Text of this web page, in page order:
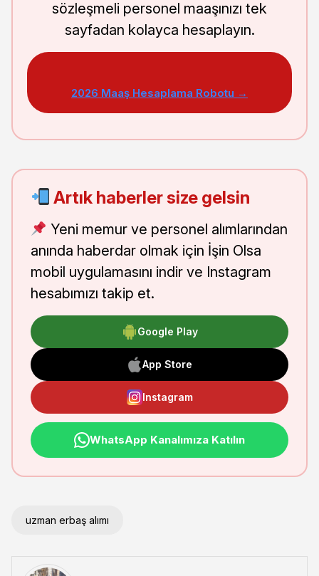
sözleşmeli personel maaşınızı tek
sayfadan kolayca hesaplayın.
2026 Maaş Hesaplama Robotu →
Artık haberler size gelsin
Yeni memur ve personel alımlarından
anında haberdar olmak için İşin Olsa
mobil uygulamasını indir ve Instagram
hesabımızı takip et.
Google Play
App Store
Instagram
WhatsApp Kanalımıza Katılın
uzman erbaş alımı